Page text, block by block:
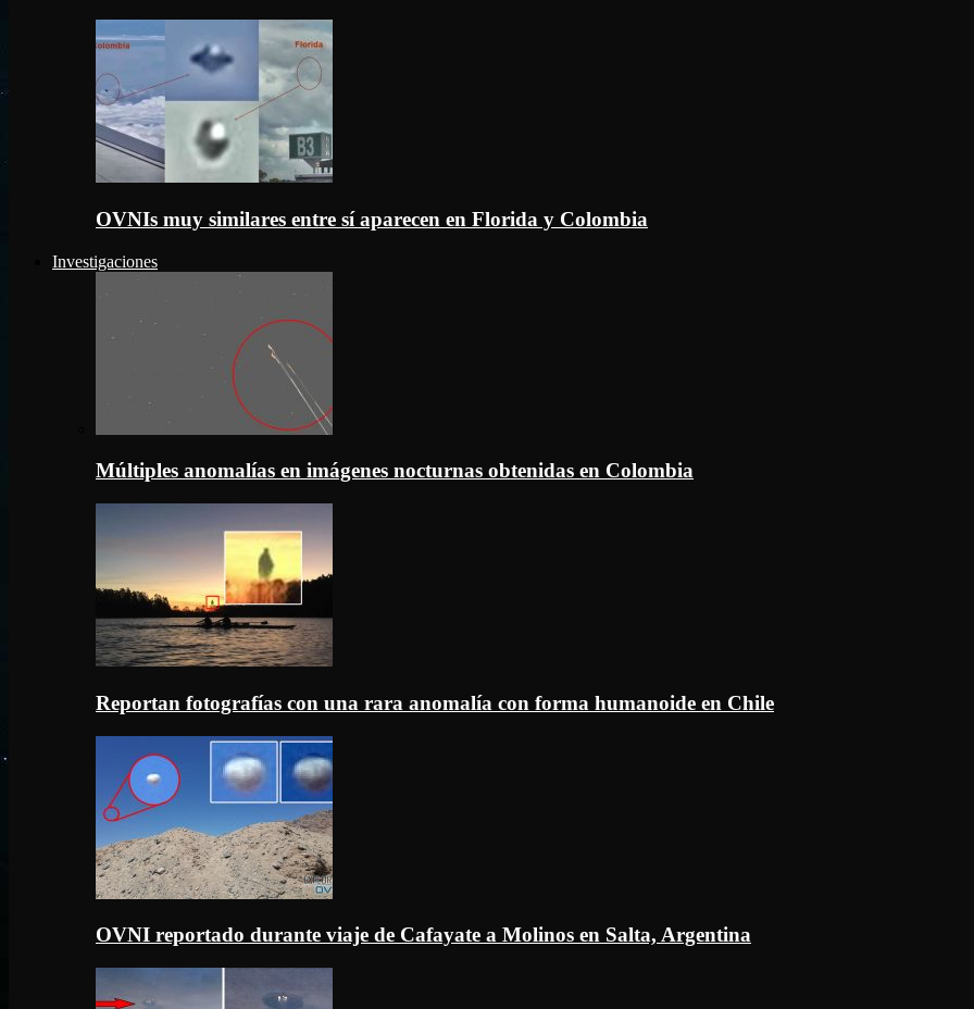
OVNIs muy similares entre sí aparecen en Florida y Colombia
Investigaciones
Múltiples anomalías en imágenes nocturnas obtenidas en Colombia
Reportan fotografías con una rara anomalía con forma humanoide en Chile
OVNI reportado durante viaje de Cafayate a Molinos en Salta, Argentina